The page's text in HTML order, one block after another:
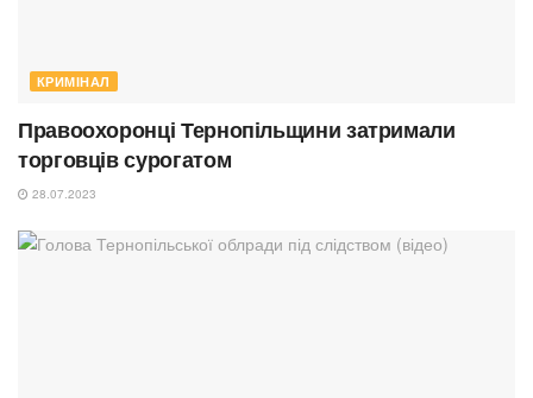
КРИМІНАЛ
Правоохоронці Тернопільщини затримали
торговців сурогатом
28.07.2023